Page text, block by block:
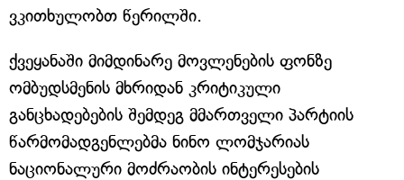
ვკითხულობთ წერილში.
ქვეყანაში მიმდინარე მოვლენების ფონზე
ომბუდსმენის მხრიდან კრიტიკული
განცხადებების შემდეგ მმართველი პარტიის
წარმომადგენლებმა ნინო ლომჯარიას
ნაციონალური მოძრაობის ინტერესების